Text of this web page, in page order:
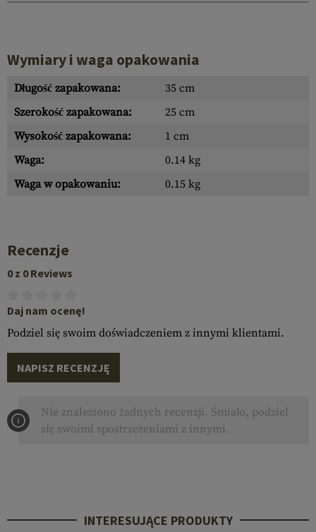
Wymiary i waga opakowania
Długość zapakowana:
35 cm
Szerokość zapakowana:
25 cm
Wysokość zapakowana:
1 cm
Waga:
0.14 kg
Waga w opakowaniu:
0.15 kg
Recenzje
0 z 0 Reviews
Daj nam ocenę!
Podziel się swoim doświadczeniem z innymi klientami.
NAPISZ RECENZJĘ
Nie znaleziono żadnych recenzji. Śmiało, podziel
się swoimi spostrzeżeniami z innymi.
INTERESUJĄCE PRODUKTY